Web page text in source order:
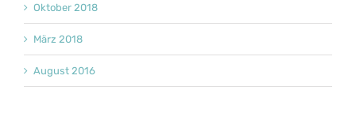
Oktober 2018
März 2018
August 2016